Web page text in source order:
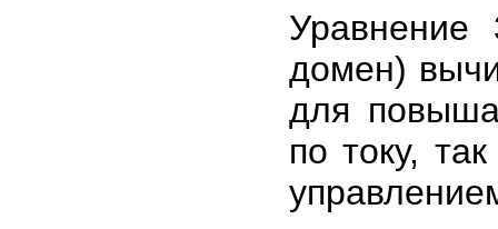
Уравнение
домен)
для
по току,